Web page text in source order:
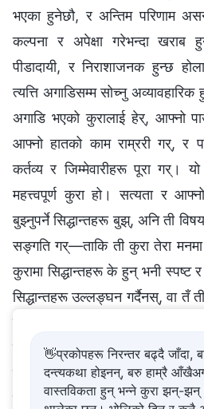
भएका हुनेछौ, र अन्तिम परिणाम
कल्पना र अपेक्षा गरेभन्दा खराब
पीडादायी, र निराशाजनक हुन्छ
त्यत्ति अगाडिसम्म सोच्नु
अगाडि भएको कुरालाई हेर्, आफ्नो
आफ्नो हातको काम राम्ररी गर्, र
कर्तव्य र जिम्मेवारीहरू पूरा गर्।
महत्त्वपूर्ण कुरा हो। सत्यता र
बुझ्नुपर्ने सिद्धान्तहरू बुझ्, अनि ती
सङ्गति गर्—ताकि ती कुरा तेरा
कुरामा सिद्धान्तहरू के हुन् भनी स्पष्ट
सिद्धान्तहरू उल्लङ्घन गर्दैनस्, वा तँ
बाधा वा अवरोध पुऱ्याउँदैनस्, वा
गर्ने कुनै कुरा गर्दैनस् भन्ने सुनिश्चित
नै प्रवेश गर्नुपर्ने कुराहरू हुन्।
कुराकानी गर्नु आवश्यक छैन, न त
👋प्रकोपहरू निरन्तर बढ्दै जाँदा,
दन्त्यकथा होइनन्, बरु हाम्रै
वास्तविकता हुन् भन्ने कुरा झन्-झन्